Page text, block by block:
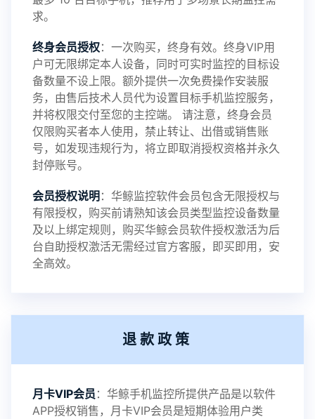
2024-10-08 V3.6
2024-03-16 V3.5
2023-01-12 V3.3
求。
终身会员授权：一次购买，终身有效。终身VIP用
户可无限绑定本人设备，同时可实时监控的目标设
备数量不设上限。额外提供一次免费操作安装服
务，由售后技术人员代为设置目标手机监控服务，
并将权限交付至您的主控端。 请注意，终身会员
仅限购买者本人使用，禁止转让、出借或销售账
号，如发现违规行为，将立即取消授权资格并永久
封停账号。
会员授权说明 ：华鲸监控软件会员包含无限授权与
有限授权，购买前请熟知该会员类型监控设备数量
及以上绑定规则，购买华鲸会员软件授权激活为后
台自助授权激活无需经过官方客服，即买即用，安
全高效。
退款政策
月卡VIP会员 ：华鲸手机监控所提供产品是以软件
APP授权销售，月卡VIP会员是短期体验用户类